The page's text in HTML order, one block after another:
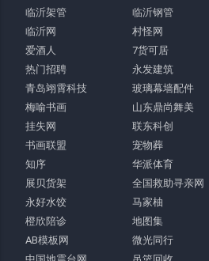
临沂架管
临沂钢管
临沂网
村怪网
爱酒人
7货可居
热门招聘
永发建筑
青岛翊霄科技
玻璃幕墙配件
梅喻书画
山东鼎尚舞美
挂失网
联东科创
书画联盟
宠物葬
知序
华派体育
展贝货架
全国救助寻亲网
永好水饺
马家柚
橙欣陪诊
地图集
AB模板网
微光同行